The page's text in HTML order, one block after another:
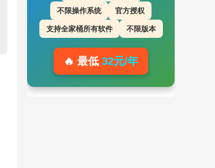
不限操作系统 官方授权
支持全家桶所有软件 不限版本
🔥 最低 32元/年